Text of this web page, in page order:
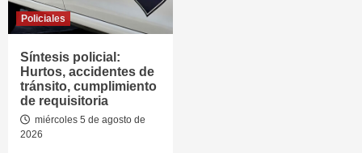
Policiales
Síntesis policial:
Hurtos, accidentes de
tránsito, cumplimiento
de requisitoria
miércoles 5 de agosto de
2026